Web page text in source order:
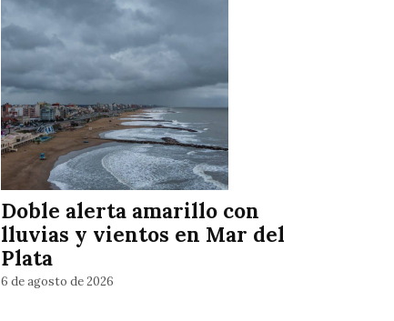
Doble alerta amarillo con
lluvias y vientos en Mar del
Plata
6 de agosto de 2026